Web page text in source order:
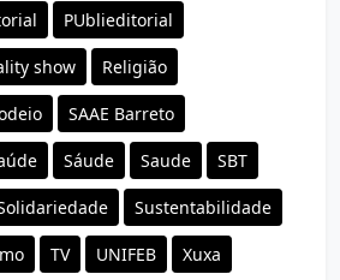
PUblieditorial
show Religião
SAAE Barreto
Sáude Saude SBT
Sustentabilidade
TV UNIFEB Xuxa